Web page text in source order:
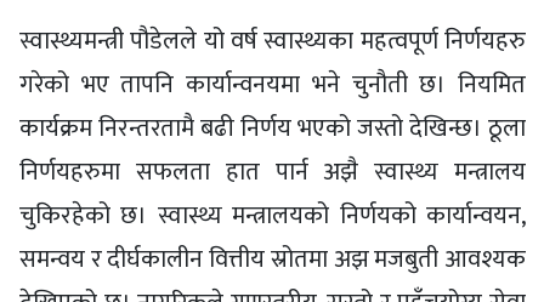
स्वास्थ्यमन्त्री पौडेलले यो वर्ष स्वास्थ्यका महत्वपूर्ण निर्णयहरु
गरेको भए तापनि कार्यान्वनयमा भने चुनौती छ। नियमित
कार्यक्रम निरन्तरतामै बढी निर्णय भएको जस्तो देखिन्छ। ठूला
निर्णयहरुमा सफलता हात पार्न अझै स्वास्थ्य मन्त्रालय
चुकिरहेको छ। स्वास्थ्य मन्त्रालयको निर्णयको कार्यान्वयन,
समन्वय र दीर्घकालीन वित्तीय स्रोतमा अझ मजबुती आवश्यक